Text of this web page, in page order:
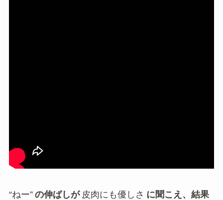
“ねー” の伸ばしが 皮肉にも優しさ に聞こえ、結果